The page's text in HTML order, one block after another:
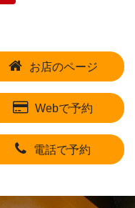
お店のページ
Webで予約
電話で予約